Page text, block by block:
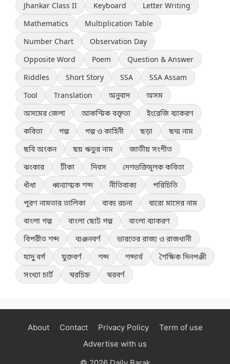
Jhankar Class II
Keyboard
Letter Writing
Mathematics
Multiplication Table
Number Chart
Observation Day
Opposite Word
Poem
Question & Answer
Riddles
Short Story SSA
SSA Assam
Tool
Translation অনুবাদ
অসম
অসমের জেলা
আকস্মিক বক্তৃতা
ইংরেজি ব্যাকরণ
কবিতা
গল্প গল্প ও কাহিনী ছড়া
ছদ্ম নাম
ছবি অংকন
ছয় ঋতুর নাম
জাতীয় সংগীত
ঝংকার
টীকা দিবস
দেশভক্তিমূলক কবিতা
ধাঁধা
ধ্বন্যাত্মক শব্দ নীতিবাক্য
পরিচিতি
পূরণ নামতার তালিকা
বাক্য রচনা
বারো মাসের নাম
বাংলা গল্প
বাংলা ছোট গল্প
বাংলা ব্যাকরণ
বিপরীত শব্দ
ব্যঞ্জনবর্ণ
ভারতের রাজ্য ও রাজধানী
যাদু বর্গ
যুক্তবর্ণ শব্দ শব্দার্থ
শৈক্ষিক দিনপঞ্জী
সংখ্যা চার্ট
স্বরচিহ্ন স্বরবর্ণ
About Contact Privacy Policy
Term of use
Advertise with us